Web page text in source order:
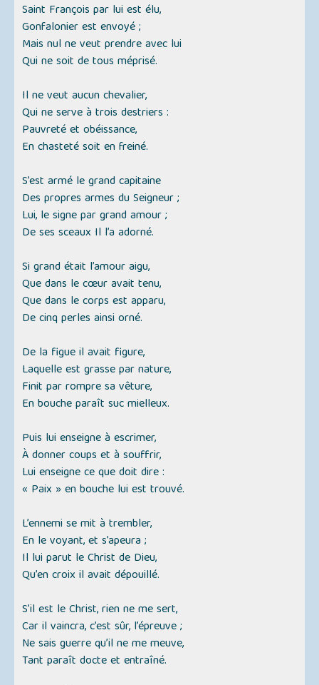
Saint François par lui est élu,
Gonfalonier est envoyé ;
Mais nul ne veut prendre avec lui
Qui ne soit de tous méprisé.
Il ne veut aucun chevalier,
Qui ne serve à trois destriers :
Pauvreté et obéissance,
En chasteté soit en freiné.
S’est armé le grand capitaine
Des propres armes du Seigneur ;
Lui, le signe par grand amour ;
De ses sceaux Il l’a adorné.
Si grand était l’amour aigu,
Que dans le cœur avait tenu,
Que dans le corps est apparu,
De cinq perles ainsi orné.
De la figue il avait figure,
Laquelle est grasse par nature,
Finit par rompre sa vêture,
En bouche paraît suc mielleux.
Puis lui enseigne à escrimer,
À donner coups et à souffrir,
Lui enseigne ce que doit dire :
« Paix » en bouche lui est trouvé.
L’ennemi se mit à trembler,
En le voyant, et s’apeura ;
Il lui parut le Christ de Dieu,
Qu’en croix il avait dépouillé.
S’il est le Christ, rien ne me sert,
Car il vaincra, c’est sûr, l’épreuve ;
Ne sais guerre qu’il ne me meuve,
Tant paraît docte et entraîné.